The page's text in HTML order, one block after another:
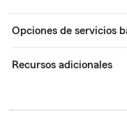
Opciones de servicios
Recursos adicionales